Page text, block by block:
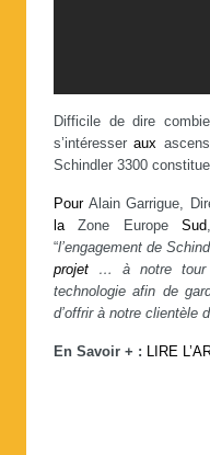
Difficile de dire
s’intéresseraux
Schindler 3300
PourAlain Garrigue,
laZone Europe Sud
“l’engagement de
projet … à notre tour
technologie afin de
d’offrir à notre clientèle
En Savoir + : LIRE